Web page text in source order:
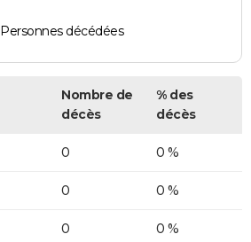
Personnes décédées
Nombre de
décès
% des
décès
0 0 %
0 0 %
0 0 %